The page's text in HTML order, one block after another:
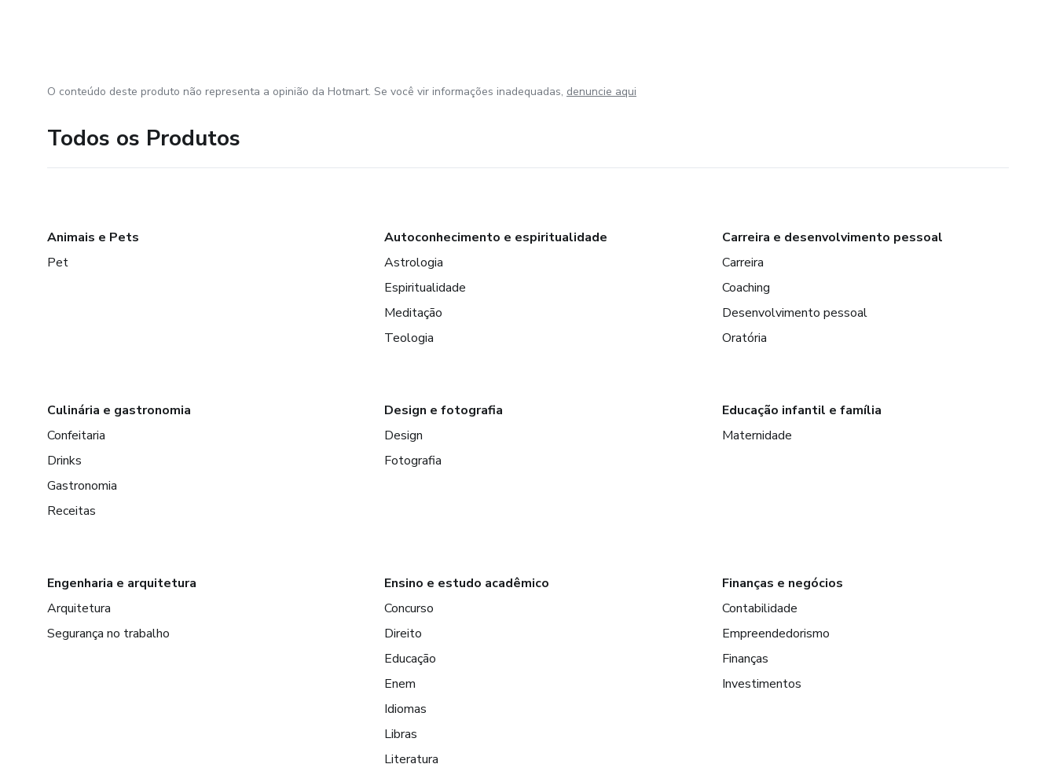
O conteúdo deste produto não representa a opinião da Hotmart. Se você vir informações inadequadas, denuncie aqui
Todos os Produtos
Animais e Pets
Pet
Autoconhecimento e espiritualidade
Astrologia
Espiritualidade
Meditação
Teologia
Carreira e desenvolvimento pessoal
Carreira
Coaching
Desenvolvimento pessoal
Oratória
Culinária e gastronomia
Confeitaria
Drinks
Gastronomia
Receitas
Design e fotografia
Design
Fotografia
Educação infantil e família
Maternidade
Engenharia e arquitetura
Arquitetura
Segurança no trabalho
Ensino e estudo acadêmico
Concurso
Direito
Educação
Enem
Idiomas
Libras
Literatura
Finanças e negócios
Contabilidade
Empreendedorismo
Finanças
Investimentos